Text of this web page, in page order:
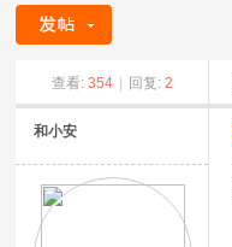
›
查看: 354 回复: 2
和小安